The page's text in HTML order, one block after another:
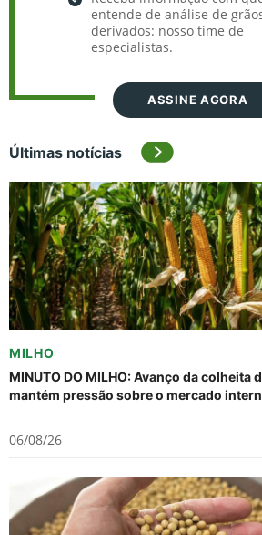
entende de análise de
derivados: nosso time de
especialistas.
ASSINE AGORA
Últimas notícias
MILHO
MINUTO DO MILHO: Avanço da colheita
mantém pressão sobre o mercado
06/08/26